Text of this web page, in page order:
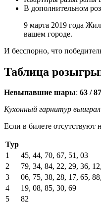
В дополнительном
9 марта 2019 года
вашем городе.
И бесспорно, что
Таблица
Невыпавшие шары: 63 / 87
Кухонный гарнитур
Если в билете
Тур
1
45, 44, 70, 67, 51, 03
2
79, 34, 84, 22, 29, 36,
3
06, 75, 38, 28, 17, 65,
4
19, 08, 85, 30, 69
5
82